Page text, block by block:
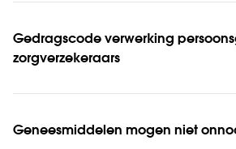
Gedragscode verwerking
zorgverzekeraars
Geneesmiddelen mogen niet